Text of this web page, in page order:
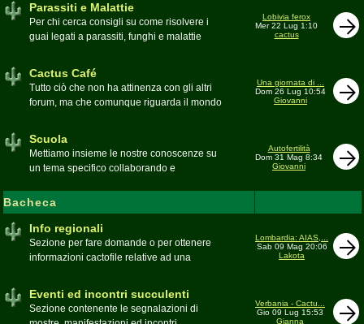
Parassiti e Malattie
Per chi cerca consigli su come risolvere i
guai legati a parassiti, funghi e malattie
Lobivia ferox
Mer 22 Lug 1:10
cactus
Cactus Café
Tutto ciò che non ha attinenza con gli altri
forum, ma che comunque riguarda il mondo
Moderatore
Una giornata di ...
Dom 26 Lug 10:54
Giovanni
Scuola
Mettiamo insieme le nostre conoscenze su
un tema specifico collaborando e
cactofilo
Autofertilità
Dom 31 Mag 8:34
Giovanni
Bacheca
Info regionali
Sezione per fare domande o per ottenere
informazioni cactofile relative ad una
Lombardia: AIAS,...
Sab 09 Mag 20:06
Lakota
Eventi ed incontri succulenti
Sezione contenente le segnalazioni di
Verbania - Cactu...
Gio 09 Lug 15:53
Gianna